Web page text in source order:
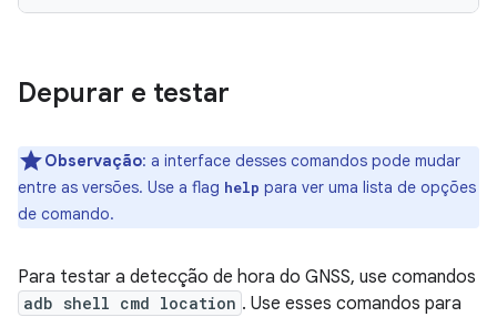
Depurar e testar
Observação: a interface desses comandos pode mudar
entre as versões. Use a flag help para ver uma lista de opções
de comando.
Para testar a detecção de hora do GNSS, use comandos
adb shell cmd location . Use esses comandos para